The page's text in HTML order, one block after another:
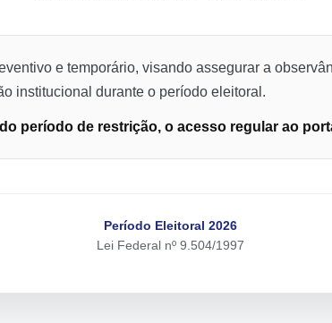
e temporário, visando assegurar a
institucional durante o período eleitoral.
período de restrição, o acesso regular ao
Período Eleitoral 2026
Lei Federal nº 9.504/1997